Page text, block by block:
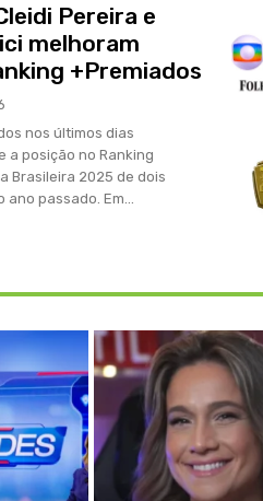
Pereira e
melhoram
+Premiados
nos últimos dias
a posição no Ranking
Brasileira 2025 de dois
passado. Em...